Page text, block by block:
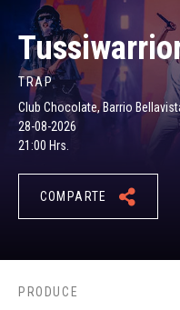
TRAP
Club Chocolate, Barrio
28-08-2026
21:00 Hrs.
COMPARTE
PRODUCE